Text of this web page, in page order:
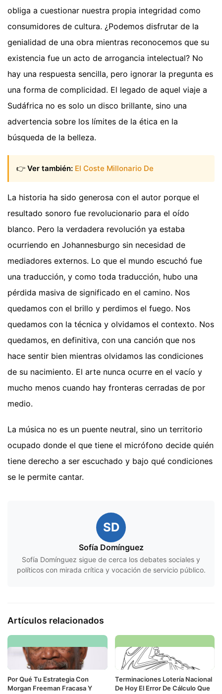
obliga a cuestionar nuestra propia integridad como
consumidores de cultura. ¿Podemos disfrutar de la
genialidad de una obra mientras reconocemos que su
existencia fue un acto de arrogancia intelectual? No
hay una respuesta sencilla, pero ignorar la pregunta es
una forma de complicidad. El legado de aquel viaje a
Sudáfrica no es solo un disco brillante, sino una
advertencia sobre los límites de la ética en la
búsqueda de la belleza.
👉 Ver también: El Coste Millonario De
La historia ha sido generosa con el autor porque el
resultado sonoro fue revolucionario para el oído
blanco. Pero la verdadera revolución ya estaba
ocurriendo en Johannesburgo sin necesidad de
mediadores externos. Lo que el mundo escuchó fue
una traducción, y como toda traducción, hubo una
pérdida masiva de significado en el camino. Nos
quedamos con el brillo y perdimos el fuego. Nos
quedamos con la técnica y olvidamos el contexto. Nos
quedamos, en definitiva, con una canción que nos
hace sentir bien mientras olvidamos las condiciones
de su nacimiento. El arte nunca ocurre en el vacío y
mucho menos cuando hay fronteras cerradas de por
medio.
La música no es un puente neutral, sino un territorio
ocupado donde el que tiene el micrófono decide quién
tiene derecho a ser escuchado y bajo qué condiciones
se le permite cantar.
SD
Sofía Domínguez
Sofía Domínguez sigue de cerca los debates sociales y
políticos con mirada crítica y vocación de servicio público.
Artículos relacionados
Por Qué Tu Estrategia Con
Morgan Freeman Fracasa Y
Terminaciones Lotería Nacional
De Hoy El Error De Cálculo Que